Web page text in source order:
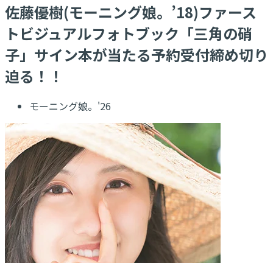
佐藤優樹(モーニング娘。’18)ファース
トビジュアルフォトブック「三角の硝
子」サイン本が当たる予約受付締め切り
迫る！！
モーニング娘。'26